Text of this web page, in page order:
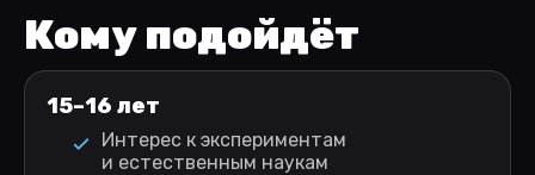
Кому подойдёт
15–16 лет
Интерес к экспериментам
и естественным наукам